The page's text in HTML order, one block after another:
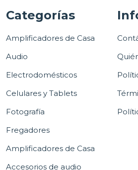
Categorías
Amplificadores de Casa
Audio
Electrodomésticos
Celulares y Tablets
Fotografía
Fregadores
Amplificadores de Casa
Accesorios de audio